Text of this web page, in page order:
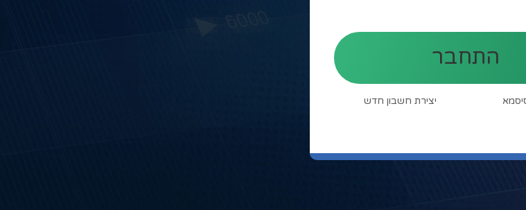
התחבר
יצירת חשבון חדש